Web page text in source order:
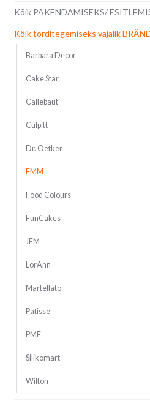
Kõik PAKENDAMISEKS/
Kõik torditegemiseks vajalik
Barbara Decor
Cake Star
Callebaut
Culpitt
Dr. Oetker
FMM
Food Colours
FunCakes
JEM
LorAnn
Martellato
Patisse
PME
Silikomart
Wilton